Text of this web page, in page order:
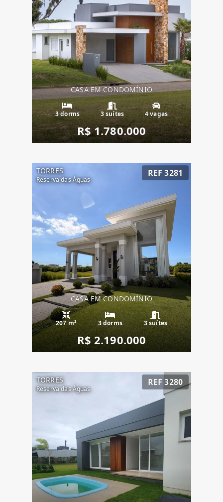
CASA EM CONDOMÍNIO
3 dorms 3 suítes 4 vagas
R$ 1.780.000
TORRES
Reserva das Águas
REF 3281
CASA EM CONDOMÍNIO
207 m² 3 dorms 3 suítes
R$ 2.190.000
TORRES
Reserva das Águas
REF 3280